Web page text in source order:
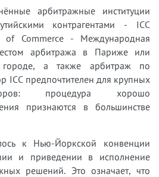
арбитражные институции
контрагентами - ICC
of Commerce - Международная
арбитража в Париже или
городе, а также арбитраж по
ICC предпочтителен для крупных
процедура хорошо
признаются в большинстве
к Нью-Йоркской конвенции
и приведении в исполнение
решений. Это означает, что